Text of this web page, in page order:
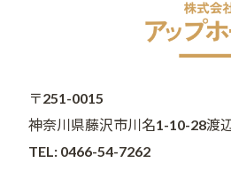
〒251-0015
神奈川県藤沢市川名1-10-28渡
TEL: 0466-54-7262